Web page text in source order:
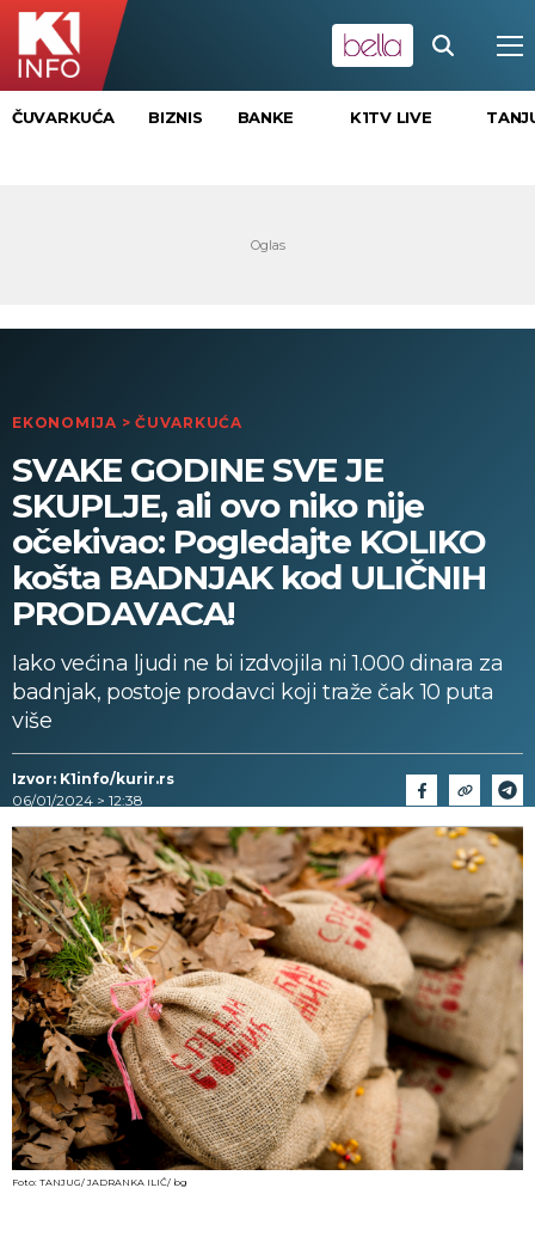
ČUVARKUĆA BIZNIS BANKE K1TV LIVE
EKONOMIJA > ČUVARKUĆA
SVAKE GODINE SVE JE
SKUPLJE, ali ovo niko nije
očekivao: Pogledajte KOLIKO
košta BADNJAK kod ULIČNIH
PRODAVACA!
Iako većina ljudi ne bi izdvojila ni 1.000 dinara za
badnjak, postoje prodavci koji traže čak 10 puta
više
Izvor: K1info/kurir.rs
06/01/2024 > 12:38
Foto: TANJUG/ JADRANKA ILIĆ/ bg